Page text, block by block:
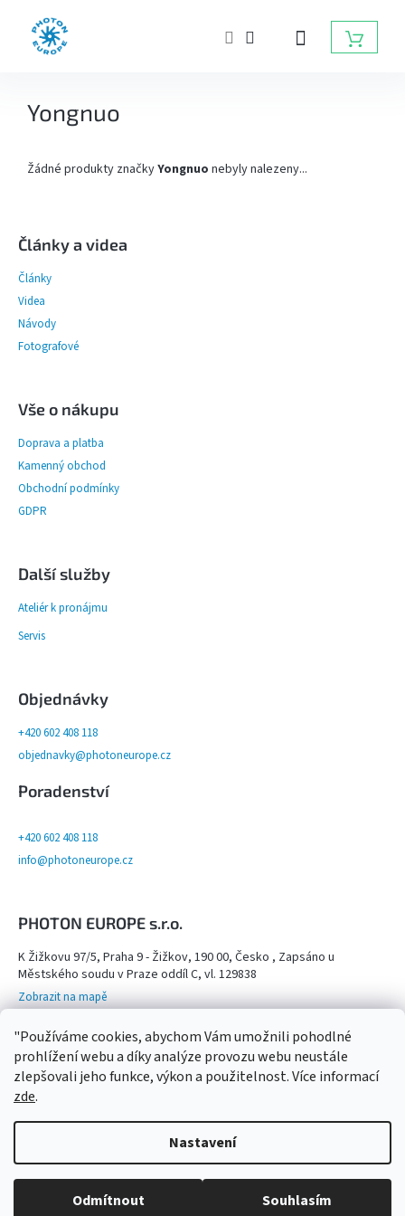
"Používáme cookies, abychom Vám umožnili pohodlné
prohlížení webu a díky analýze provozu webu neustále
zlepšovali jeho funkce, výkon a použitelnost. Více informací
zde.
Nastavení
Odmítnout Souhlasím
KOŠÍK
SVĚTLA
DO
FOTOATELIÉRU
TRVALÁ
SVĚTLA,
DAYLIGHT,
LED
SVĚTLA
-
SOFTBOXY
PŘÍSLUŠENSTVÍ
BLESKY
A
PŘÍSLUŠENSTVÍ
POZADÍ
PŘÍSLUŠENSTVÍ
K
A
DSLR
PŘÍSLUŠENSTVÍ
FOTOSTUDIO
VÝBOJKY,
DÍLY
A
KAZOVÉ
ZBOŽÍ
Přihlášení
Yongnuo
Žádné produkty značkyYongnuo nebyly nalezeny...
Články a videa
Články
Videa
Návody
Fotografové
Vše o nákupu
Doprava a platba
Kamenný obchod
Obchodní podmínky
GDPR
Další služby
Ateliér k pronájmu
Servis
Objednávky
+420 602 408 118
objednavky@photoneurope.cz
Poradenství
+420 602 408 118
info@photoneurope.cz
PHOTON EUROPE s.r.o.
K Žižkovu 97/5, Praha 9 - Žižkov, 190 00, Česko , Zapsáno u
Městského soudu v Praze oddíl C, vl. 129838
Zobrazit na mapě
Kamenný obchod,
Photon Europe. Všechna práva
Shopteťák.cz